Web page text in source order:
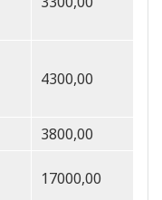
4300,00
3800,00
17000,00